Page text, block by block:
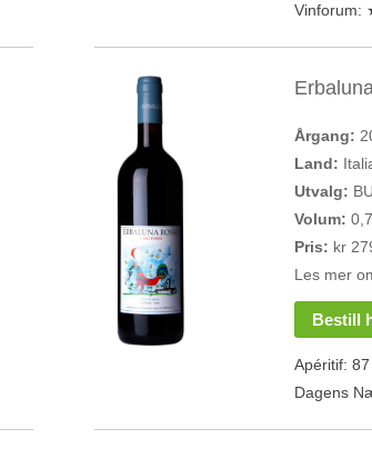
Årgang:
Land:
Utvalg:
Volum:
Pris: kr
Les mer
Bestill
Apéritif:
Dagens